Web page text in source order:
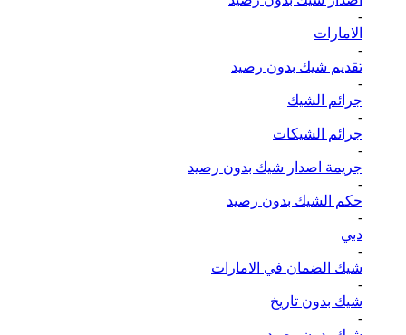
-
الامارات
-
تقديم شيك بدون رصيد
-
جرائم الشيك
-
جرائم الشيكات
-
جريمة اصدار شيك بدون رصيد
-
حكم الشيك بدون رصيد
-
دبي
-
شيك الضمان في الامارات
-
شيك بدون تاريخ
-